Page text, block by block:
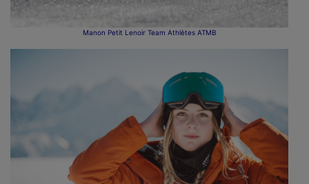
Manon Petit Lenoir Team Athlètes ATMB